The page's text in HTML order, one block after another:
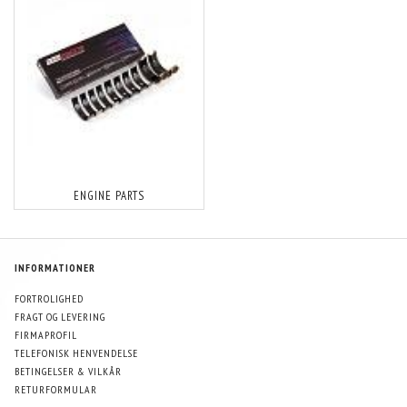
ENGINE PARTS
INFORMATIONER
FORTROLIGHED
FRAGT OG LEVERING
FIRMAPROFIL
TELEFONISK HENVENDELSE
BETINGELSER & VILKÅR
RETURFORMULAR